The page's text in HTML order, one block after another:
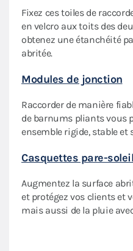
Fixez ces toiles de
en velcro aux toits des
obtenez une étanchéité
abritée.
Modules de jonction
Raccorder de manière
de barnums pliants vous
ensemble rigide, stable et
Casquettes pare-soleil
Augmentez la surface
et protégez vos clients et
mais aussi de la pluie